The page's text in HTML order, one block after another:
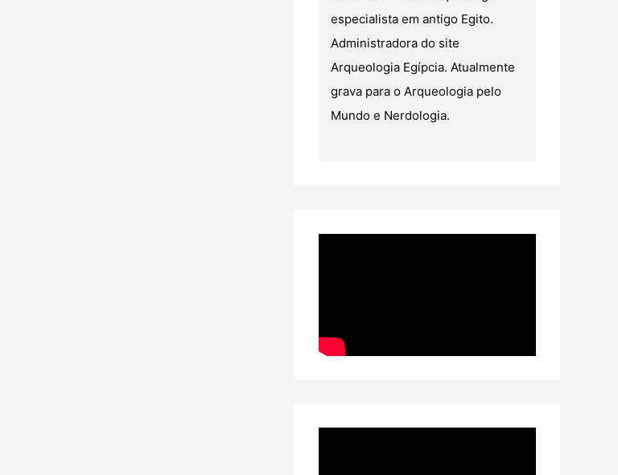
especialista em antigo Egito.
Administradora do site
Arqueologia Egípcia. Atualmente
grava para o Arqueologia pelo
Mundo e Nerdologia.